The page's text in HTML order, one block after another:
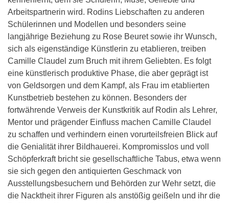
Arbeitspartnerin wird. Rodins Liebschaften zu anderen
Schülerinnen und Modellen und besonders seine
langjährige Beziehung zu Rose Beuret sowie ihr Wunsch,
sich als eigenständige Künstlerin zu etablieren, treiben
Camille Claudel zum Bruch mit ihrem Geliebten. Es folgt
eine künstlerisch produktive Phase, die aber geprägt ist
von Geldsorgen und dem Kampf, als Frau im etablierten
Kunstbetrieb bestehen zu können. Besonders der
fortwährende Verweis der Kunstkritik auf Rodin als Lehrer,
Mentor und prägender Einfluss machen Camille Claudel
zu schaffen und verhindern einen vorurteilsfreien Blick auf
die Genialität ihrer Bildhauerei. Kompromisslos und voll
Schöpferkraft bricht sie gesellschaftliche Tabus, etwa wenn
sie sich gegen den antiquierten Geschmack von
Ausstellungsbesuchern und Behörden zur Wehr setzt, die
die Nacktheit ihrer Figuren als anstößig geißeln und ihr die